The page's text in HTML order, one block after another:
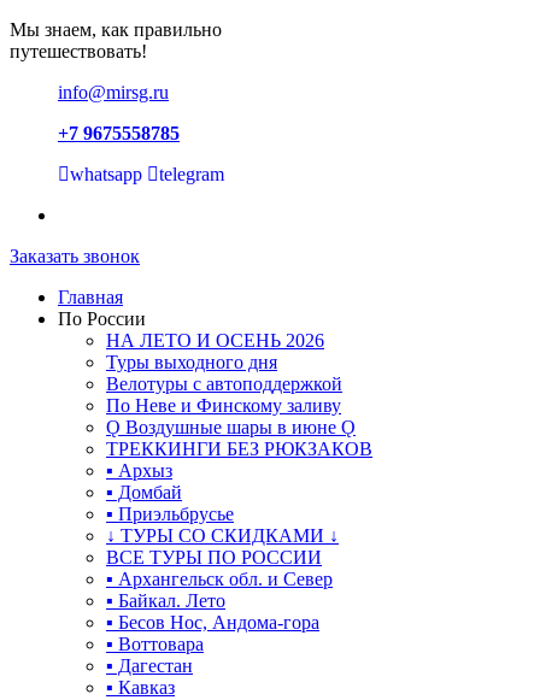
Мы знаем, как правильно
путешествовать!
info@mirsg.ru
+7 9675558785
whatsapp
telegram
Заказать звонок
Главная
По России
НА ЛЕТО И ОСЕНЬ 2026
Туры выходного дня
Велотуры с автоподдержкой
По Неве и Финскому заливу
Ǫ Воздушные шары в июне Ǫ
ТРЕККИНГИ БЕЗ РЮКЗАКОВ
▪ Архыз
▪ Домбай
▪ Приэльбрусье
↓ ТУРЫ СО СКИДКАМИ ↓
ВСЕ ТУРЫ ПО РОССИИ
▪ Архангельск обл. и Север
▪ Байкал. Лето
▪ Бесов Нос, Андома-гора
▪ Воттовара
▪ Дагестан
▪ Кавказ